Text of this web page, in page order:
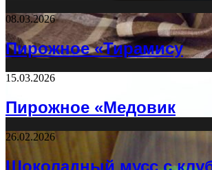
08.03.2026
Пирожное «Тирамису
15.03.2026
Пирожное «Медовик
26.02.2026
Шоколадный мусс с